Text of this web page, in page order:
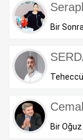
Bir
Bir Oğuz